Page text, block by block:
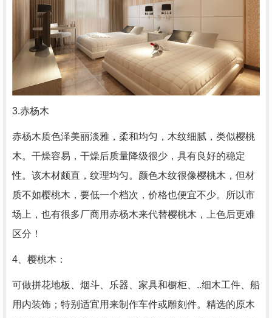
3.赤杨木
赤杨木质色泽美丽淡雅，柔和均匀，木纹细腻，类似樱桃
木。干燥容易，干燥后质量降级很少，具有良好的稳定
性。该木材颇直，纹理均匀。颜色木纹很像樱桃木，但材
质不如樱桃木，要低一个档次，价格也便宜不少。所以市
场上，也有很多厂商用赤杨木来代替樱桃木，上色后更难
区分！
4、樱桃木：
可做拼花地板、烟斗、乐器、家具和橱柜、..细木工件、船
用内装饰；特别适宜用来制作车件或雕刻件。精选的原木